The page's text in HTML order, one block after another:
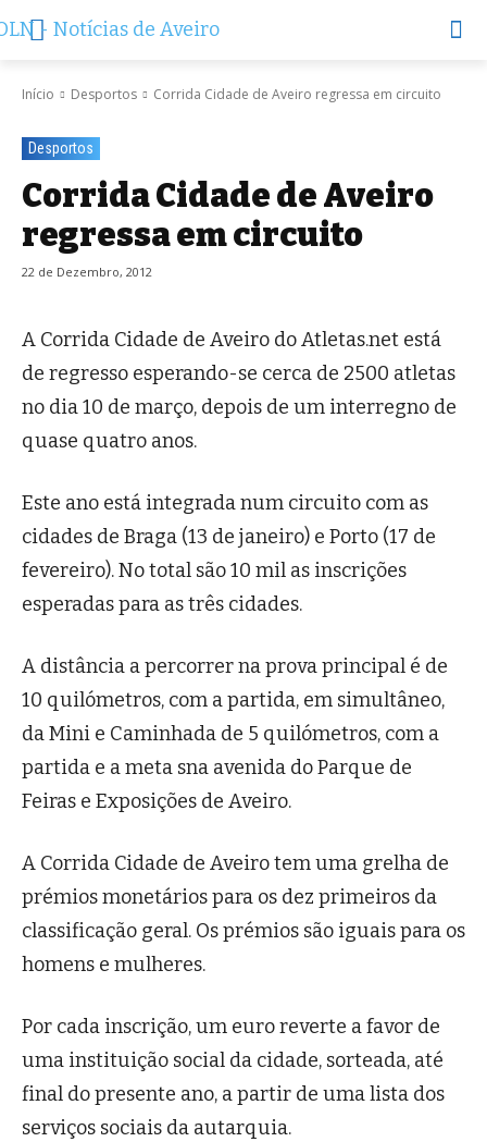
Início Desportos Corrida Cidade de Aveiro regressa em circuito
Desportos
Corrida Cidade de Aveiro
regressa em circuito
22 de Dezembro, 2012
A Corrida Cidade de Aveiro do Atletas.net está
de regresso esperando-se cerca de 2500 atletas
no dia 10 de março, depois de um interregno de
quase quatro anos.
Este ano está integrada num circuito com as
cidades de Braga (13 de janeiro) e Porto (17 de
fevereiro). No total são 10 mil as inscrições
esperadas para as três cidades.
A distância a percorrer na prova principal é de
10 quilómetros, com a partida, em simultâneo,
da Mini e Caminhada de 5 quilómetros, com a
partida e a meta sna avenida do Parque de
Feiras e Exposições de Aveiro.
A Corrida Cidade de Aveiro tem uma grelha de
prémios monetários para os dez primeiros da
classificação geral. Os prémios são iguais para os
homens e mulheres.
Por cada inscrição, um euro reverte a favor de
uma instituição social da cidade, sorteada, até
final do presente ano, a partir de uma lista dos
serviços sociais da autarquia.